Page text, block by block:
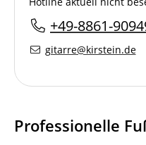
+49-8861-
gitarre@kirstein.de
Professionelle